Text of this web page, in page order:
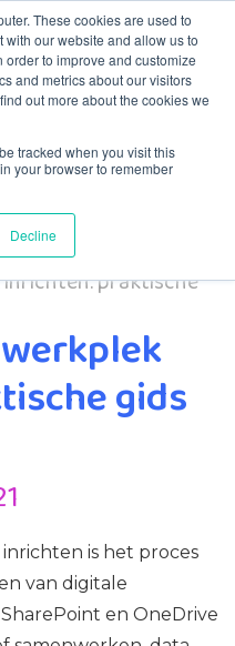
These cookies are used to
our website and allow us to
to improve and customize
and metrics about our visitors
out more about the cookies we
tracked when you visit this
your browser to remember
Decline
Menu
praktische
gids
is het proces
van digitale
en OneDrive